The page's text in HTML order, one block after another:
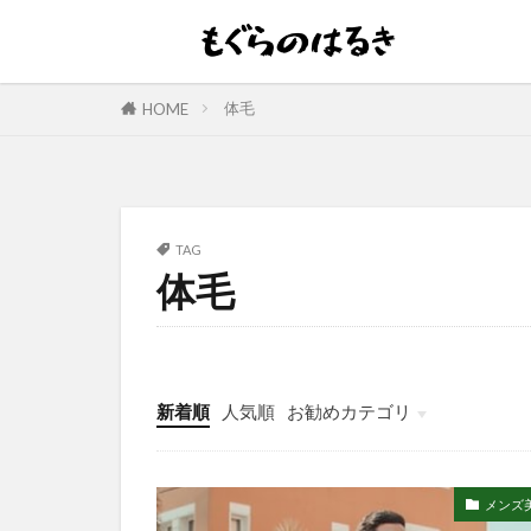
HOME 体毛
TAG
体毛
新着順 人気順 お勧めカテゴリ
メンズ